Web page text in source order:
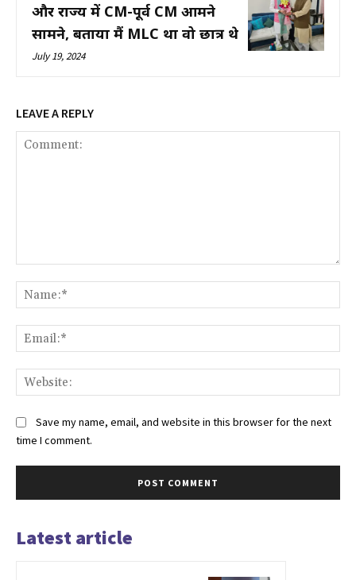
और राज्य में CM-पूर्व CM आमने
सामने, बताया मैं MLC था वो छात्र थे
July 19, 2024
LEAVE A REPLY
Save my name, email, and website in this browser for the next
time I comment.
Latest article